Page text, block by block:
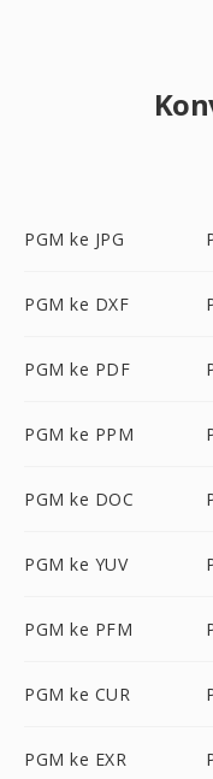
PGM ke JPG
PGM ke DXF
PGM ke PDF
PGM ke PPM
PGM ke DOC
PGM ke YUV
PGM ke PFM
PGM ke CUR
PGM ke EXR